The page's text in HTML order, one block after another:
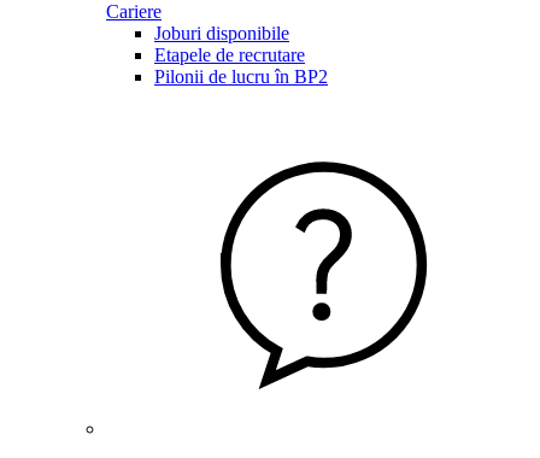
Cariere
Joburi disponibile
Etapele de recrutare
Pilonii de lucru în BP2